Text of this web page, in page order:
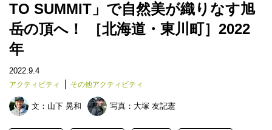
TO SUMMIT」で自然美が織りなす旭
岳の頂へ！ ［北海道・東川町］2022
年
2022.9.4
アクティビティ その他アクティビティ
文： 山下 晃和 写真： 大塚 友記憲